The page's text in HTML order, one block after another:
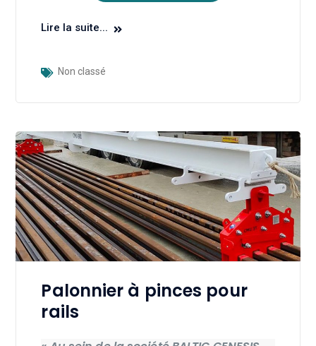
Lire la suite...
Non classé
Palonnier à pinces pour
rails